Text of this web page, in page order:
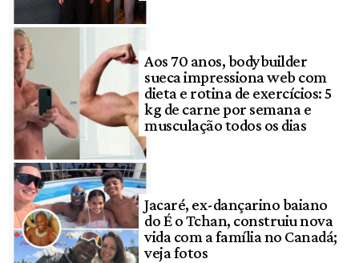
Aos 70 anos, bodybuilder
sueca impressiona web com
dieta e rotina de exercícios: 5
kg de carne por semana e
musculação todos os dias
Jacaré, ex-dançarino baiano
do É o Tchan, construiu nova
vida com a família no Canadá;
veja fotos